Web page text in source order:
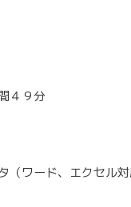
４９分
（ワード、エクセル